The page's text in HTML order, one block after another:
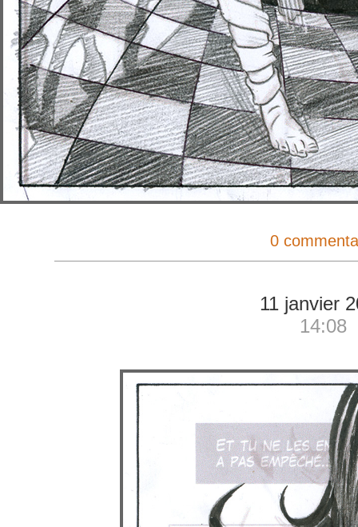
0
11 janvier
14:08